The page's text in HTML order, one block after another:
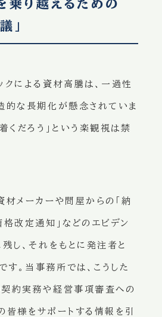
乗り越えるための
」
クによる資材高騰は、一過性
的な長期化が懸念されていま
くだろう」という楽観視は禁
材メーカーや問屋からの「納
格改定通知」などのエビデン
残し、それをもとに発注者と
す。当事務所では、こうした
約実務や経営事項審査への
皆様をサポートする情報を引